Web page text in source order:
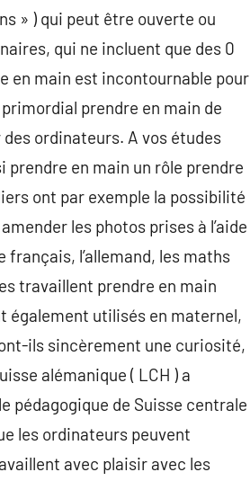
» ) qui peut être ouverte ou
qui ne incluent que des 0
en main est incontournable pour
prendre en main de
ordinateurs. A vos études
prendre en main un rôle prendre
ont par exemple la possibilité
les photos prises à l’aide
français, l’allemand, les maths
travaillent prendre en main
également utilisés en maternel,
ils sincèrement une curiosité,
alémanique ( LCH ) a
pédagogique de Suisse centrale
les ordinateurs peuvent
avec plaisir avec les